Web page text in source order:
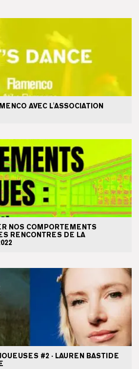
AVEC L'ASSOCIATION
NOS COMPORTEMENTS
RENCONTRES DE LA
#2 · LAUREN BASTIDE